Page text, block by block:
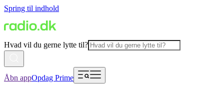
Spring til indhold
Hvad vil du gerne lytte til?
Åbn appOpdag Prime